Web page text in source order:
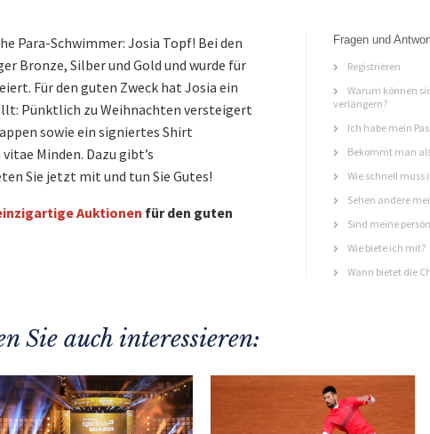
Para-Schwimmer: Josia Topf! Bei den
Bronze, Silber und Gold und wurde für
Für den guten Zweck hat Josia ein
Pünktlich zu Weihnachten versteigert
sowie ein signiertes Shirt
Minden. Dazu gibt’s
Sie jetzt mit und tun Sie Gutes!
Auktionen für den guten
Fragen und
Registrieren
Warum können
verlängern?
Ich habe mein
Bekommt man
Wie schnell muss
Sehen andere
Sind meine
Wie biete ich mit?
Wann bietet die
Sie auch interessieren: